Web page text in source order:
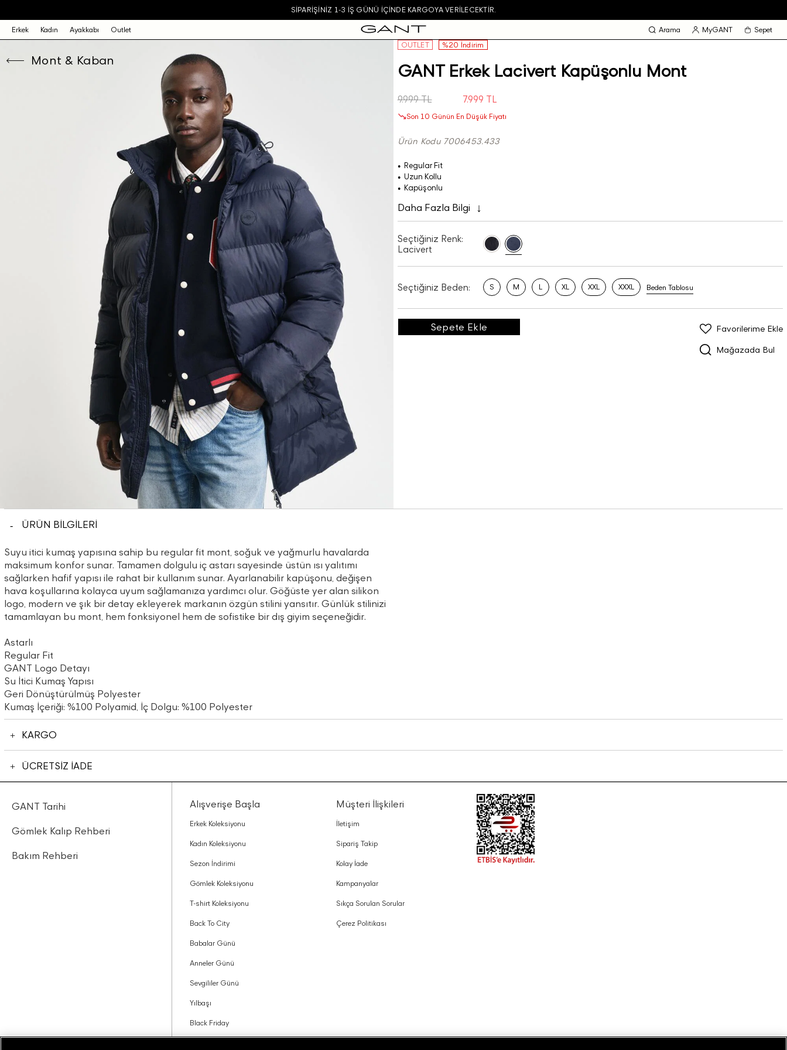
SIPARIŞINIZ 1-3 IŞ GÜNÜ IÇINDE KARGOYA VERILECEKTIR.
Erkek Kadın Ayakkabı Outlet Arama MyGANT Sepet
Mont & Kaban
OUTLET %20 İndirim
GANT Erkek Lacivert Kapüşonlu Mont
9.999 TL 7.999 TL
Son 10 Günün En Düşük Fiyatı
Ürün Kodu 7006453.433
Regular Fit
Uzun Kollu
Kapüşonlu
Daha Fazla Bilgi
Seçtiğiniz Renk:
Lacivert
Seçtiğiniz Beden: S M L XL XXL XXXL Beden Tablosu
Sepete Ekle
Mağazada Bul
Favorilerime Ekle
ÜRÜN BİLGİLERİ
Suyu itici kumaş yapısına sahip bu regular fit mont, soğuk ve yağmurlu havalarda
maksimum konfor sunar. Tamamen dolgulu iç astarı sayesinde üstün ısı yalıtımı
sağlarken hafif yapısı ile rahat bir kullanım sunar. Ayarlanabilir kapüşonu, değişen
hava koşullarına kolayca uyum sağlamanıza yardımcı olur. Göğüste yer alan silikon
logo, modern ve şık bir detay ekleyerek markanın özgün stilini yansıtır. Günlük stilinizi
tamamlayan bu mont, hem fonksiyonel hem de sofistike bir dış giyim seçeneğidir.
Astarlı
Regular Fit
GANT Logo Detayı
Su İtici Kumaş Yapısı
Geri Dönüştürülmüş Polyester
Kumaş İçeriği: %100 Polyamid, İç Dolgu: %100 Polyester
KARGO
ÜCRETSİZ İADE
GANT Tarihi
Gömlek Kalıp Rehberi
Bakım Rehberi
Alışverişe Başla
Erkek Koleksiyonu
Kadın Koleksiyonu
Sezon İndirimi
Gömlek Koleksiyonu
T-shirt Koleksiyonu
Back To City
Babalar Günü
Anneler Günü
Sevgililer Günü
Yılbaşı
Black Friday
Müşteri İlişkileri
İletişim
Sipariş Takip
Kolay İade
Kampanyalar
Sıkça Sorulan Sorular
Çerez Politikası